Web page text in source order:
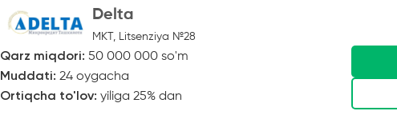
Delta
MKT, Litsenziya №28
Qarz miqdori: 50 000 000 so'm
Muddati: 24 oygacha
Ortiqcha to'lov: yiliga 25% dan